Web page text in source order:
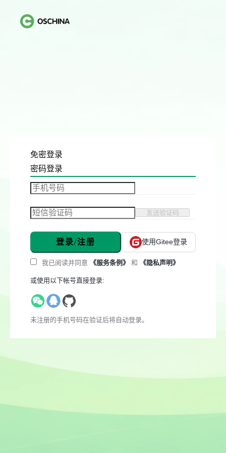
免密登录
密码登录
发送验证码
登录/注册 使用Gitee登录
我已阅读并同意 《服务条例》 和 《隐私声明》
或使用以下帐号直接登录:
未注册的手机号码在验证后将自动登录。